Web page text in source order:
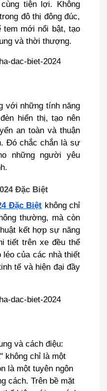
tiện lợi. Không
đô thị đông đúc,
tem mới nổi bật, tạo
và thời thượng.
với những tính năng
hiển thị, tạo nên
an toàn và thuận
Đó chắc chắn là sự
những người yêu
Đặc Biệt
Đặc Biệt không chỉ
thường, mà còn
kết hợp sự năng
tiết trên xe đều thể
của các nhà thiết
tế và hiện đại đầy
và cách điệu:
không chỉ là một
là một tuyên ngôn
cách. Trên bề mặt